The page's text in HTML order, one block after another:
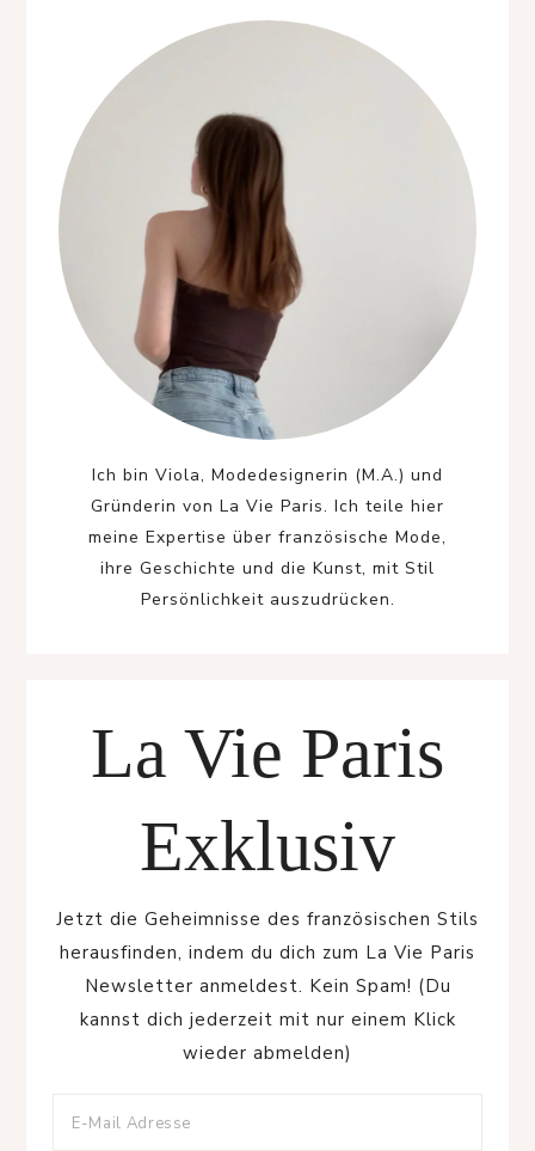
Ich bin Viola, Modedesignerin (M.A.) und
Gründerin von La Vie Paris. Ich teile hier
meine Expertise über französische Mode,
ihre Geschichte und die Kunst, mit Stil
Persönlichkeit auszudrücken.
La Vie Paris
Exklusiv
Jetzt die Geheimnisse des französischen Stils
herausfinden, indem du dich zum La Vie Paris
Newsletter anmeldest. Kein Spam! (Du
kannst dich jederzeit mit nur einem Klick
wieder abmelden)